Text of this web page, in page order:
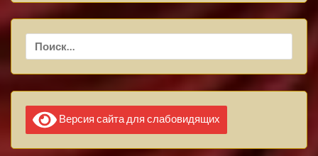
Найти:
Версия сайта для слабовидящих